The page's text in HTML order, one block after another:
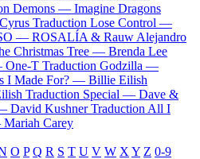
Demons — Imagine Dragons
Traduction Lose Control —
— ROSALÍA & Rauw Alejandro
Christmas Tree — Brenda Lee
One-T Traduction Godzilla —
I Made For? — Billie Eilish
Traduction Special — Dave &
David Kushner Traduction All I
Mariah Carey
O P Q R S T U V W X Y Z 0-9